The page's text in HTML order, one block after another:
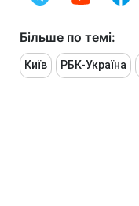
Більше по темі:
Київ РБК-Україна